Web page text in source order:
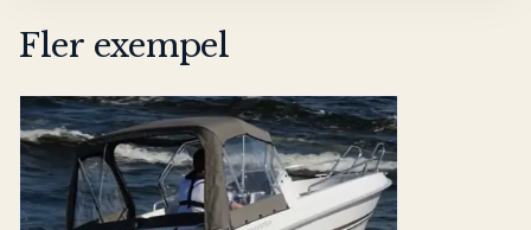
Fler exempel